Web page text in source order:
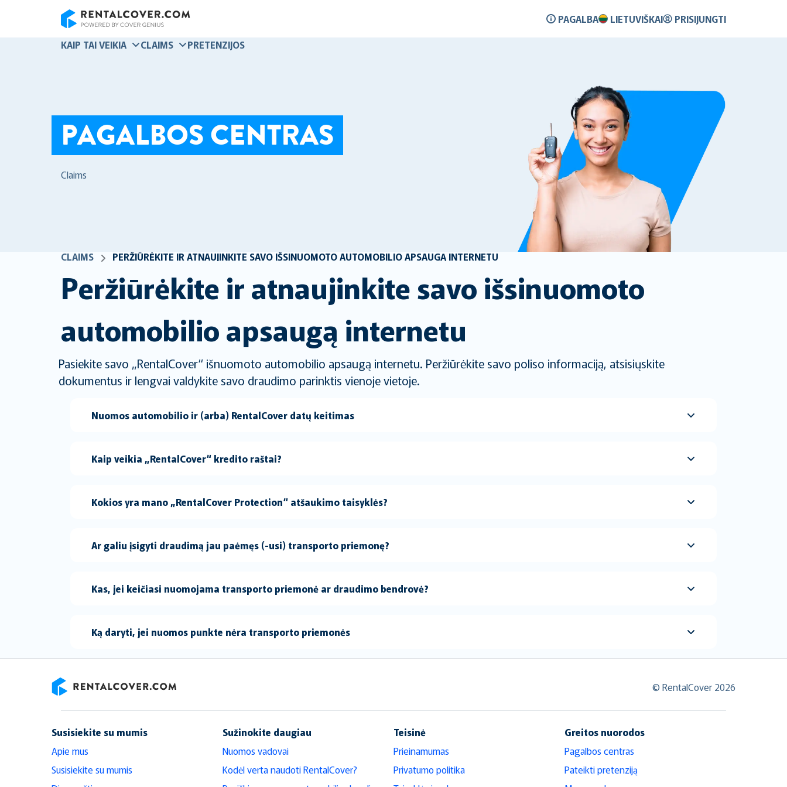
PAGALBA LIETUVIŠKAI
PRISIJUNGTI
KAIP TAI VEIKIA
CLAIMS PRETENZIJOS
PAGALBOS CENTRAS
Claims
CLAIMS PERŽIŪRĖKITE IR ATNAUJINKITE SAVO IŠSINUOMOTO AUTOMOBILIO APSAUGĄ INTERNETU
Peržiūrėkite ir atnaujinkite savo išsinuomoto
automobilio apsaugą internetu
Pasiekite savo „RentalCover“ išnuomoto automobilio apsaugą internetu. Peržiūrėkite savo poliso informaciją, atsisiųskite
dokumentus ir lengvai valdykite savo draudimo parinktis vienoje vietoje.
Nuomos automobilio ir (arba) RentalCover datų keitimas
Kaip veikia „RentalCover“ kredito raštai?
Kokios yra mano „RentalCover Protection“ atšaukimo taisyklės?
Ar galiu įsigyti draudimą jau paėmęs (-usi) transporto priemonę?
Kas, jei keičiasi nuomojama transporto priemonė ar draudimo bendrovė?
Ką daryti, jei nuomos punkte nėra transporto priemonės
© RentalCover 2026
Susisiekite su mumis
Apie mus
Susisiekite su mumis
Sužinokite daugiau
Nuomos vadovai
Kodėl verta naudoti RentalCover?
Teisinė
Prieinamumas
Privatumo politika
Greitos nuorodos
Pagalbos centras
Pateikti pretenziją